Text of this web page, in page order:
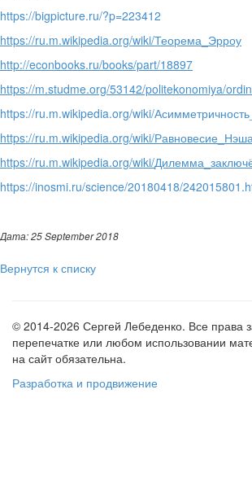
https://bigpicture.ru/?p=223412
https://ru.m.wikipedia.org/wiki/Теорема Эрроу
http://econbooks.ru/books/part/18897
https://m.studme.org/53142/politekonomiya/
https://ru.m.wikipedia.org/wiki/
https://ru.m.wikipedia.org/wiki/Равновесие Нэша
https://ru.m.wikipedia.org/wiki/Дилемма
https://inosmi.ru/science/20180418/
Дата: 25 September 2018
Вернутся к списку
© 2014-2026 Сергей Лебеденко. Все
перепечатке или любом использовании
на сайт обязательна.
Разработка и продвижение